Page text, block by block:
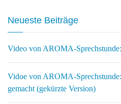
Neueste Beiträge
Video von AROMA-
Vidoe von AROMA-
gemacht (gekürzte Version)